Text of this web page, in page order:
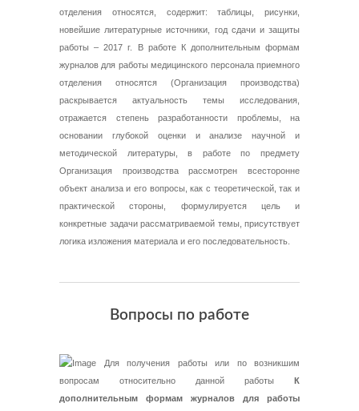
отделения относятся, содержит: таблицы, рисунки,
новейшие литературные источники, год сдачи и защиты
работы – 2017 г. В работе К дополнительным формам
журналов для работы медицинского персонала приемного
отделения относятся (Организация производства)
раскрывается актуальность темы исследования,
отражается степень разработанности проблемы, на
основании глубокой оценки и анализе научной и
методической литературы, в работе по предмету
Организация производства рассмотрен всесторонне
объект анализа и его вопросы, как с теоретической, так и
практической стороны, формулируется цель и
конкретные задачи рассматриваемой темы, присутствует
логика изложения материала и его последовательность.
Вопросы по работе
Для получения работы или по возникшим
вопросам относительно данной работы К
дополнительным формам журналов для работы